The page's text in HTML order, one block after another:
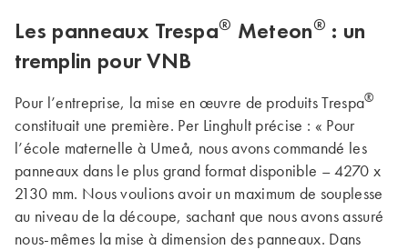
Les panneauxTrespa® Meteon® : un
tremplin pour VNB
Pour l’entreprise, la mise en œuvre de produits Trespa®
constituait une pre­mière. Per Linghult précise : « Pour
l’école maternelle à Umeå, nous avons commandé les
panneaux dans le plus grand format disponible – 4270 x
2130 mm. Nous voulions avoir un maximum de souplesse
au niveau de la découpe, sachant que nous avons assuré
nous-mêmes la mise à dimension des pan­neaux. Dans